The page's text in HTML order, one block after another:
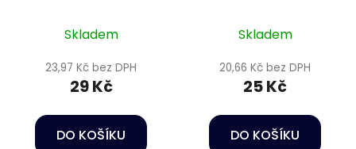
Skladem
23,97 Kč bez DPH
29 Kč
DO KOŠÍKU
Skladem
20,66 Kč bez DPH
25 Kč
DO KOŠÍKU